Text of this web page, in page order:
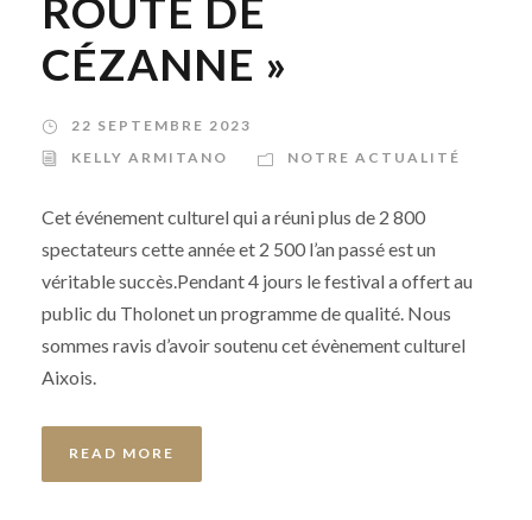
ROUTE DE
CÉZANNE »
22 SEPTEMBRE 2023
KELLY ARMITANO
NOTRE ACTUALITÉ
Cet événement culturel qui a réuni plus de 2 800
spectateurs cette année et 2 500 l’an passé est un
véritable succès.Pendant 4 jours le festival a offert au
public du Tholonet un programme de qualité. Nous
sommes ravis d’avoir soutenu cet évènement culturel
Aixois.
READ MORE